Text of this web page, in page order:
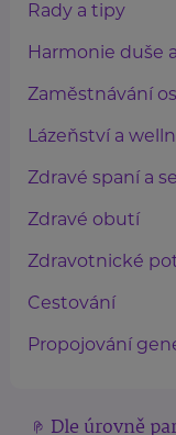
Rady a tipy
Harmonie duše
Zaměstnávání
Lázeňství a
Zdravé spaní a
Zdravé obutí
Zdravotnické
Cestování
Propojování
Dle úrovně